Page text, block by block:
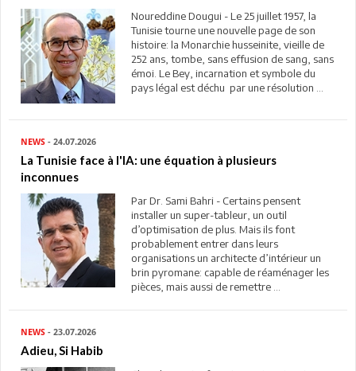
Noureddine Dougui - Le 25 juillet 1957, la
Tunisie tourne une nouvelle page de son
histoire: la Monarchie husseinite, vieille de
252 ans, tombe, sans effusion de sang, sans
émoi. Le Bey, incarnation et symbole du
pays légal est déchu par une résolution ...
NEWS - 24.07.2026
La Tunisie face à l'IA: une équation à plusieurs
inconnues
Par Dr. Sami Bahri - Certains pensent
installer un super-tableur, un outil
d’optimisation de plus. Mais ils font
probablement entrer dans leurs
organisations un architecte d’intérieur un
brin pyromane: capable de réaménager les
pièces, mais aussi de remettre ...
NEWS - 23.07.2026
Adieu, Si Habib